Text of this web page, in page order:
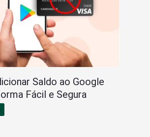
Saldo ao Google
Fácil e Segura